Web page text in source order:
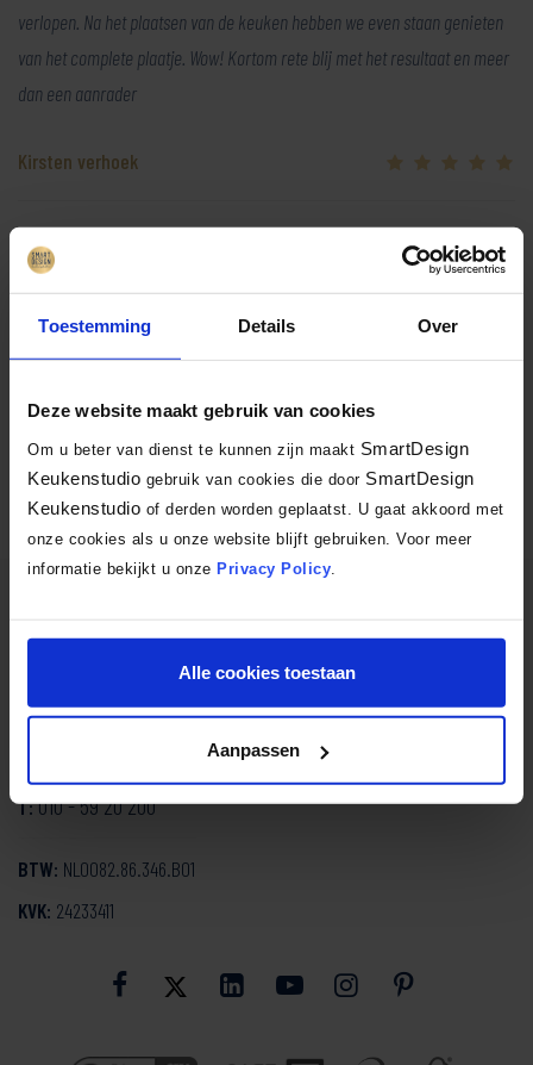
Toestemming Details Over
Deze website maakt gebruik van cookies
Om u beter van dienst te kunnen zijn maakt SmartDesign
Keukenstudio gebruik van cookies die door SmartDesign
Keukenstudio of derden worden geplaatst. U gaat akkoord met
onze cookies als u onze website blijft gebruiken. Voor meer
informatie bekijkt u onze Privacy Policy
Alle cookies toestaan
Aanpassen
verlopen. Na het plaatsen van de keuken hebben we even staan genieten
van het complete plaatje. Wow! Kortom rete blij met het resultaat en meer
dan een aanrader
Kirsten verhoek
Helaas heeft de klant geen foto’s van de keuken achtergelaten
3144 NH Maassluis
T:010 - 59 20 200
BTW: NL0082.86.346.B01
KVK: 24233411